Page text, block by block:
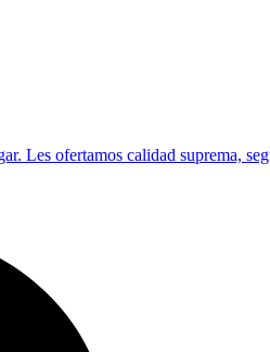
Les ofertamos calidad suprema,